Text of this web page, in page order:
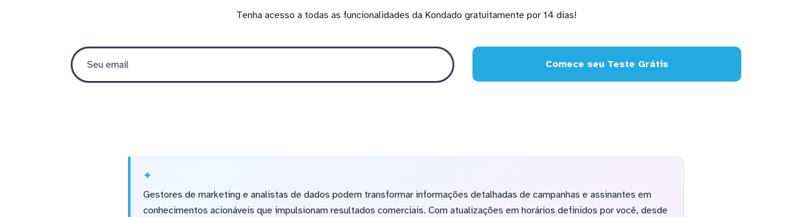
Tenha acesso a todas as funcionalidades da Kondado gratuitamente por 14 dias!
Comece seu Teste Grátis
Gestores de marketing e analistas de dados podem transformar informações detalhadas de campanhas e assinantes em
conhecimentos acionáveis que impulsionam resultados comerciais. Com atualizações em horários definidos por você, desde